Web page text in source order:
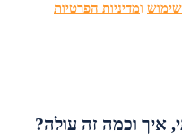
ומדיניות הפרטיות
איך וכמה זה עולה?